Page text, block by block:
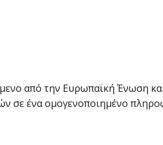
από την Ευρωπαϊκή Ένωση
σε ένα ομογενοποιημένο